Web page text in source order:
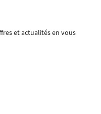
Rejoignez-
et actualités en vous